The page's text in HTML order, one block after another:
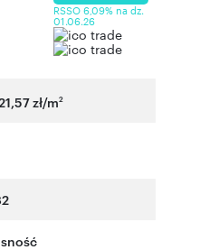
RSSO 6,09% na dz.
01.06.26
zł/m2